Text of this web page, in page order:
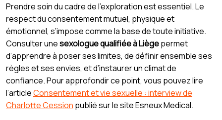
Prendre soin du cadre de l’exploration est essentiel. Le
respect du consentement mutuel, physique et
émotionnel, s’impose comme la base de toute initiative.
Consulter unesexologue qualifiée à Liègepermet
d’apprendre à poser ses limites, de définir ensemble ses
règles et ses envies, et d’instaurer un climat de
confiance. Pour approfondir ce point, vous pouvez lire
l’articleConsentement et vie sexuelle : interview de
Charlotte Cession publié sur le site Esneux Medical.